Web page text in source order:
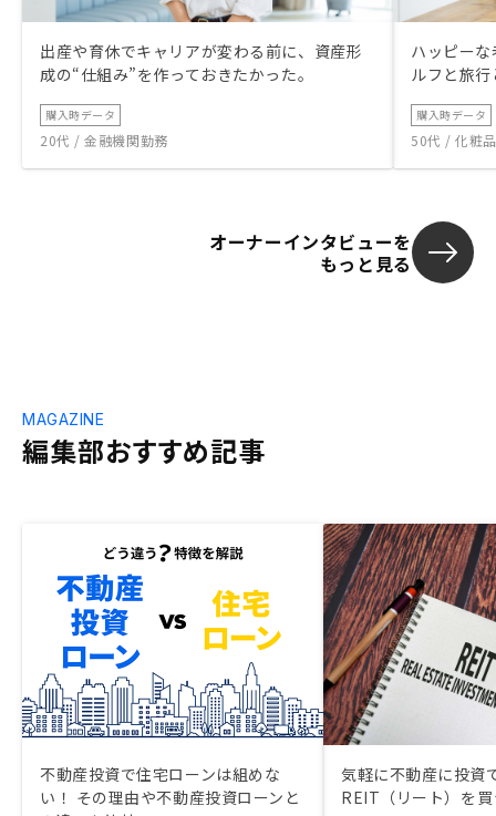
出産や育休でキャリアが変わる前に、資産形
成の“仕組み”を作っておきたかった。
購入時データ
20代 / 金融機関勤務
ハッピー
ルフと旅
購入時データ
50代 / 化粧
オーナーインタビューを
もっと見る
編集部おすすめ記事
MAGAZINE
不動産投資で住宅ローンは組めな
い！ その理由や不動産投資ローンと
気軽に不動産に投資
REIT（リート）を